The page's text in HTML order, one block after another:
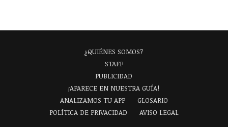
¿QUIÉNES SOMOS?
STAFF
PUBLICIDAD
¡APARECE EN NUESTRA GUÍA!
ANALIZAMOS TU APP
GLOSARIO
POLÍTICA DE PRIVACIDAD
AVISO LEGAL